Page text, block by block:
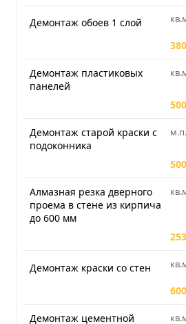
Демонтаж обоев 1 слой
380
Демонтаж пластиковых
панелей
500
Демонтаж старой краски с
подоконника
м.п.
500
Алмазная резка дверного
проема в стене из кирпича
до 600 мм
Демонтаж краски со стен
600
Демонтаж цементной